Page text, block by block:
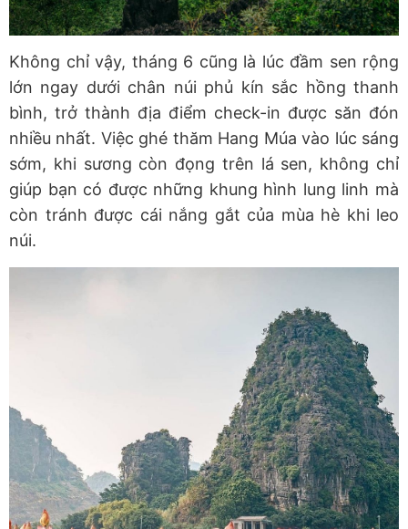
Không chỉ vậy, tháng 6 cũng là lúc đầm sen rộng
lớn ngay dưới chân núi phủ kín sắc hồng thanh
bình, trở thành địa điểm check-in được săn đón
nhiều nhất. Việc ghé thăm Hang Múa vào lúc sáng
sớm, khi sương còn đọng trên lá sen, không chỉ
giúp bạn có được những khung hình lung linh mà
còn tránh được cái nắng gắt của mùa hè khi leo
núi.